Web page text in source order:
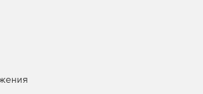
XSLT 1.0/2.0 и XQuery (Professional и